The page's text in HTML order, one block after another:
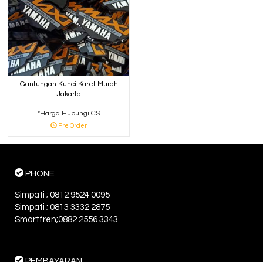
Gantungan Kunci Karet Murah
Jakarta
*Harga Hubungi CS
Pre Order
PHONE
Simpati ; 0812 9524 0095
Simpati ; 0813 3332 2875
Smartfren;0882 2556 3343